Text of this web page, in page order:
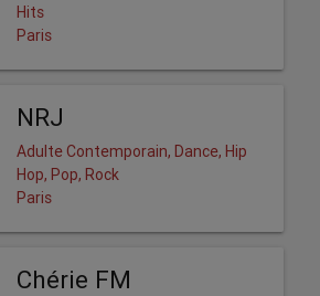
Hits
Paris
NRJ
Adulte Contemporain, Dance, Hip
Hop, Pop, Rock
Paris
Chérie FM